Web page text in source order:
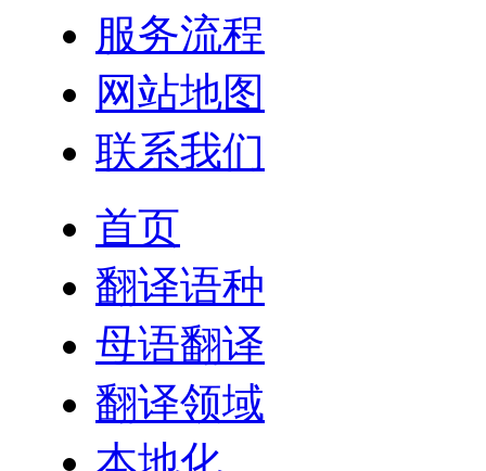
服务流程
网站地图
联系我们
首页
翻译语种
母语翻译
翻译领域